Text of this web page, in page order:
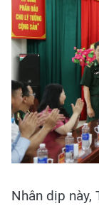
Nhân dịp này,